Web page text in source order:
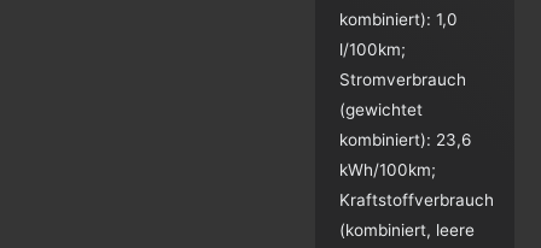
kombiniert):1,0
l/100km;
Stromverbrauch
(gewichtet
kombiniert): 23,6
kWh/100km;
Kraftstoffverbrauch
(kombiniert, leere